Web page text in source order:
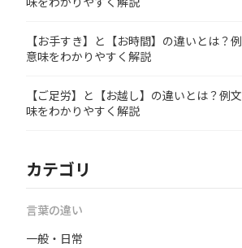
【お手すき】と【お時間】の違いとは？
意味をわかりやすく解説
【ご足労】と【お越し】の違いとは？例
味をわかりやすく解説
カテゴリ
言葉の違い
一般・日常